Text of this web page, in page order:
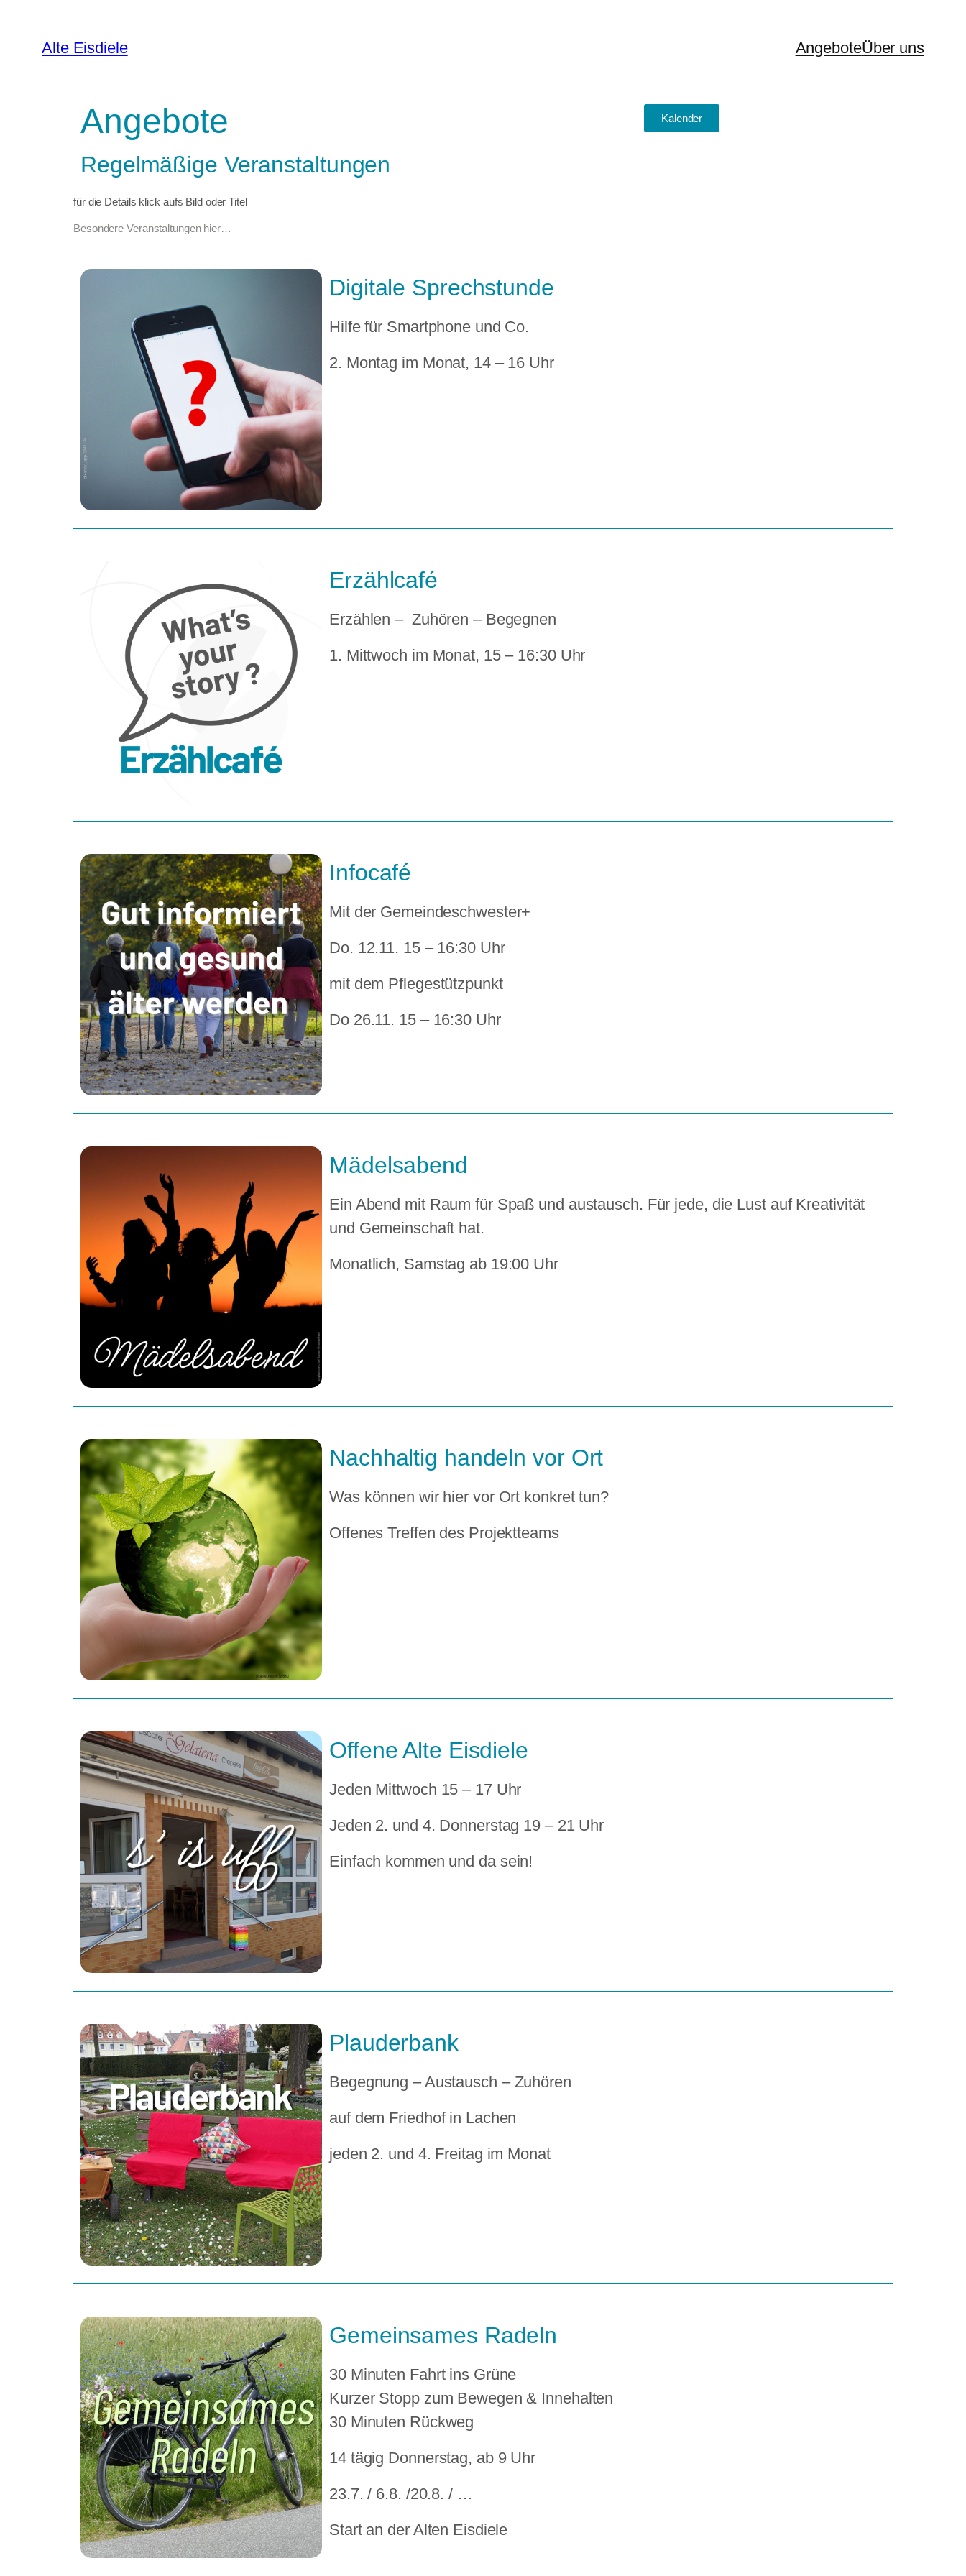
Alte Eisdiele AngeboteÜber uns
Angebote Kalender
Regelmäßige Veranstaltungen
für die Details klick aufs Bild oder Titel
Besondere Veranstaltungen hier…
Digitale Sprechstunde
Hilfe für Smartphone und Co.
2. Montag im Monat, 14 – 16 Uhr
Erzählcafé
Erzählen – Zuhören – Begegnen
1. Mittwoch im Monat, 15 – 16:30 Uhr
Infocafé
Mit der Gemeindeschwester+
Do. 12.11. 15 – 16:30 Uhr
mit dem Pflegestützpunkt
Do 26.11. 15 – 16:30 Uhr
Mädelsabend
Ein Abend mit Raum für Spaß und austausch. Für jede, die Lust auf Kreativität
und Gemeinschaft hat.
Monatlich, Samstag ab 19:00 Uhr
Nachhaltig handeln vor Ort
Was können wir hier vor Ort konkret tun?
Offenes Treffen des Projektteams
Offene Alte Eisdiele
Jeden Mittwoch 15 – 17 Uhr
Jeden 2. und 4. Donnerstag 19 – 21 Uhr
Einfach kommen und da sein!
Plauderbank
Begegnung – Austausch – Zuhören
auf dem Friedhof in Lachen
jeden 2. und 4. Freitag im Monat
Gemeinsames Radeln
30 Minuten Fahrt ins Grüne
Kurzer Stopp zum Bewegen & Innehalten
30 Minuten Rückweg
14 tägig Donnerstag, ab 9 Uhr
23.7. / 6.8. /20.8. / …
Start an der Alten Eisdiele